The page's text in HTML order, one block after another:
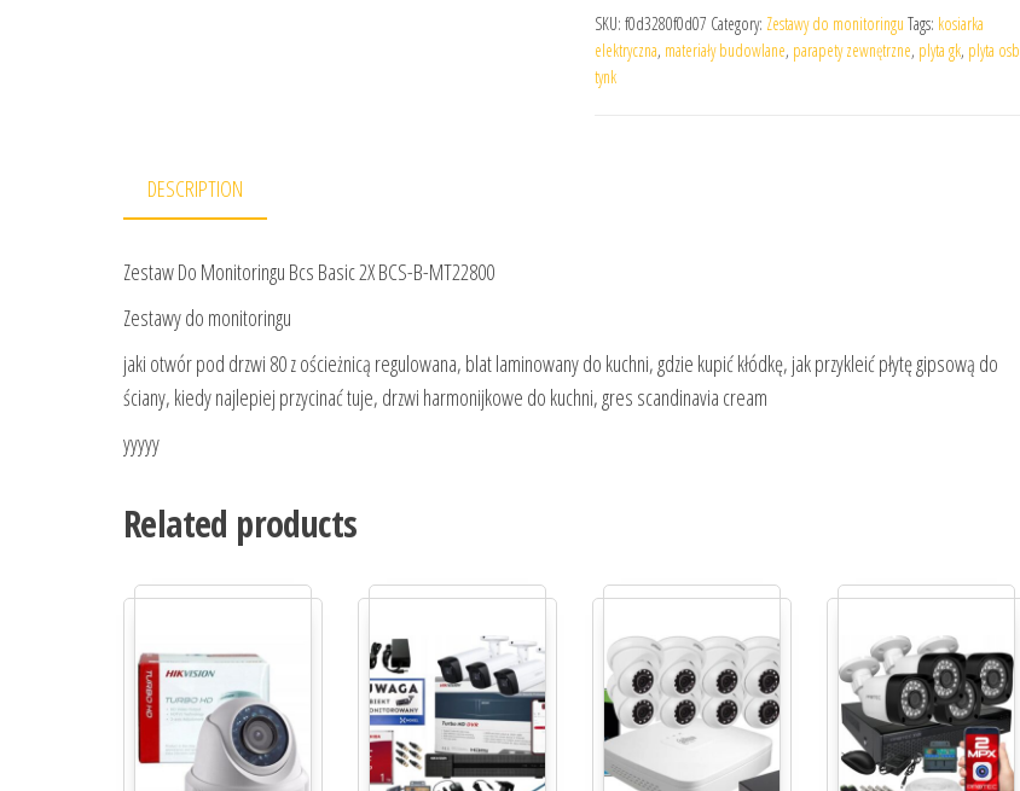
SKU: f0d3280f0d07 Category: Zestawy do monitoringu Tags: kosiarka
elektryczna, materiały budowlane, parapety zewnętrzne, plyta gk, plyta osb
tynk
DESCRIPTION
Zestaw Do Monitoringu Bcs Basic 2X BCS-B-MT22800
Zestawy do monitoringu
jaki otwór pod drzwi 80 z ościeżnicą regulowana, blat laminowany do kuchni, gdzie kupić kłódkę, jak przykleić płytę gipsową do
ściany, kiedy najlepiej przycinać tuje, drzwi harmonijkowe do kuchni, gres scandinavia cream
yyyyy
Related products